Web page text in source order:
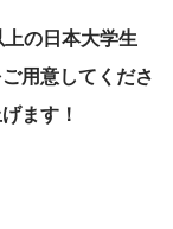
の日本大学生
用意してくださ
ます！